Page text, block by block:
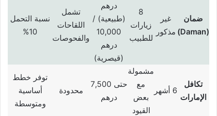
ضمان
(Daman)
غير
مذكور
8
زيارات
للطبيب
درهم
(طبيعية) /
10,000
درهم
(قيصرية)
تشمل
اللقاحات
والفحوصات
نسبة التحمل
10%
تكافل
الإمارات
6 أشهر
مشمولة
مع
بعض
القيود
حتى 7,500
درهم
محدودة
توفر خطط
أساسية
ومتوسطة